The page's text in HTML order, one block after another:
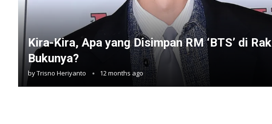
Kira-Kira, Apa yang Disimpan RM ‘BTS’ di Rak
Bukunya?
byTrisno Heriyanto 12 months ago